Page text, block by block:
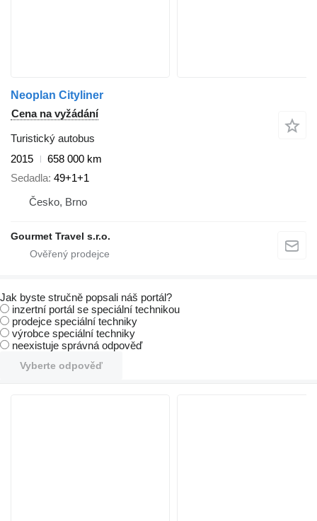
Neoplan Cityliner
Cena na vyžádání
Turistický autobus
2015
658 000 km
Sedadla 49+1+1
Česko, Brno
Gourmet Travel s.r.o.
Jak byste stručně popsali náš portál?
inzertní portál se speciální technikou
prodejce speciální techniky
výrobce speciální techniky
neexistuje správná odpověď
Vyberte odpověď